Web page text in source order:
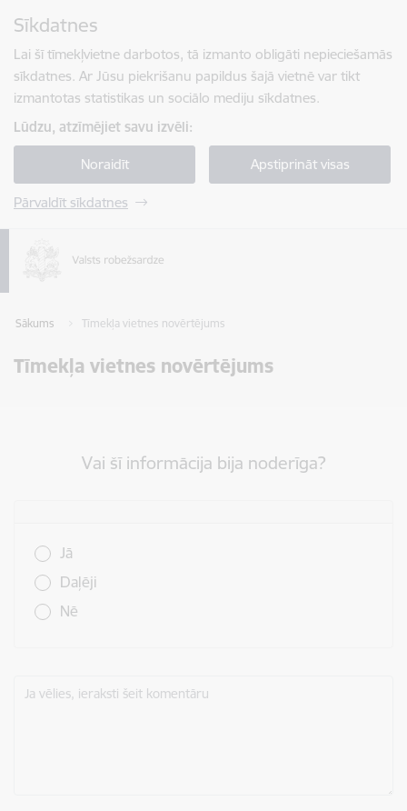
Sīkdatnes
Lai šī tīmekļvietne darbotos, tā izmanto obligāti nepieciešamās
sīkdatnes. Ar Jūsu piekrišanu papildus šajā vietnē var tikt
izmantotas statistikas un sociālo mediju sīkdatnes.
Lūdzu, atzīmējiet savu izvēli:
Noraidīt Apstiprināt visas
Pārvaldīt sīkdatnes
Sākums Tīmekļa vietnes novērtējums
Tīmekļa vietnes novērtējums
Vai šī informācija bija noderīga?
Jā
Daļēji
Nē
Ja vēlies, ieraksti šeit komentāru